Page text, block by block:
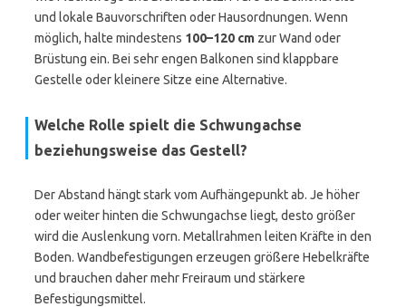
und lokale Bauvorschriften oder Hausordnungen. Wenn
möglich, halte mindestens 100–120 cm zur Wand oder
Brüstung ein. Bei sehr engen Balkonen sind klappbare
Gestelle oder kleinere Sitze eine Alternative.
Welche Rolle spielt die Schwungachse
beziehungsweise das Gestell?
Der Abstand hängt stark vom Aufhängepunkt ab. Je höher
oder weiter hinten die Schwungachse liegt, desto größer
wird die Auslenkung vorn. Metallrahmen leiten Kräfte in den
Boden. Wandbefestigungen erzeugen größere Hebelkräfte
und brauchen daher mehr Freiraum und stärkere
Befestigungsmittel.